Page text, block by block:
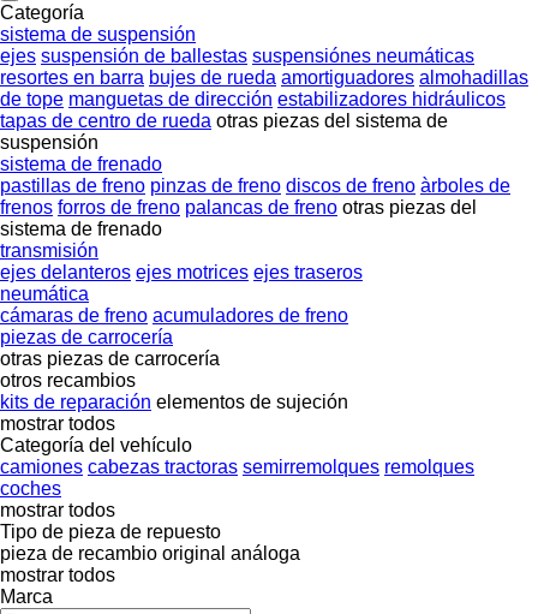
Categoría
sistema de suspensión
ejes suspensión de ballestas suspensiónes neumáticas
resortes en barra bujes de rueda amortiguadores almohadillas
de tope manguetas de dirección estabilizadores hidráulicos
tapas de centro de rueda otras piezas del sistema de
suspensión
sistema de frenado
pastillas de freno pinzas de freno discos de freno àrboles de
frenos forros de freno palancas de freno otras piezas del
sistema de frenado
transmisión
ejes delanteros ejes motrices ejes traseros
neumática
cámaras de freno acumuladores de freno
piezas de carrocería
otras piezas de carrocería
otros recambios
kits de reparación elementos de sujeción
mostrar todos
Categoría del vehículo
camiones cabezas tractoras semirremolques remolques
coches
mostrar todos
Tipo de pieza de repuesto
pieza de recambio original análoga
mostrar todos
Marca